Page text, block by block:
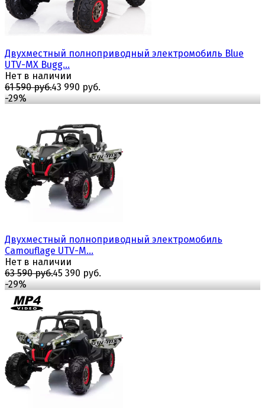
избранноесравнить
Двухместный полноприводный электромобиль Blue
UTV-MX Bugg...
Нет в наличии
61 590 руб.43 990 руб.
-29%
избранноесравнить
Двухместный полноприводный электромобиль
Camouflage UTV-M...
Нет в наличии
63 590 руб.45 390 руб.
-29%